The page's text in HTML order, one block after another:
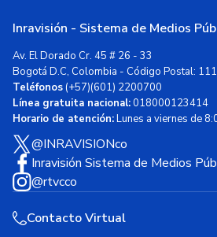
Inravisión - Sistema de Medios
Av. El Dorado Cr. 45 # 26 - 33
Bogotá D.C, Colombia - Código Postal:
Teléfonos(+57)(601) 2200700
Línea gratuita nacional:018000123414
Horario de atención:Lunes a viernes de
@INRAVISIONco
Inravisión Sistema de Medios
@rtvcco
Contacto Virtual